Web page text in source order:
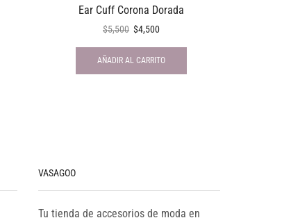
Ear Cuff Corona Dorada
$5,500 $4,500
AÑADIR AL CARRITO
VASAGOO
Tu tienda de accesorios de moda en